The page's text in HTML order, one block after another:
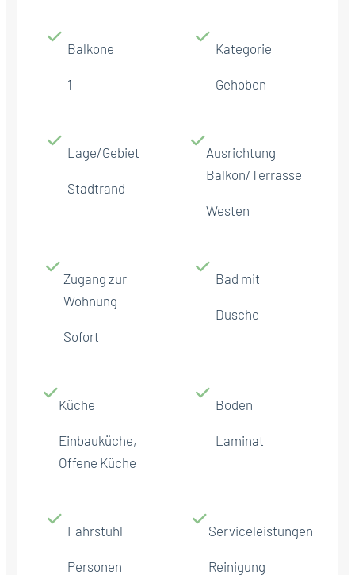
Balkone
1
Kategorie
Gehoben
Lage/Gebiet
Stadtrand
Ausrichtung
Balkon/Terrasse
Westen
Zugang zur
Wohnung
Sofort
Bad mit
Dusche
Küche
Einbauküche,
Offene Küche
Boden
Laminat
Fahrstuhl
Personen
Serviceleistungen
Reinigung